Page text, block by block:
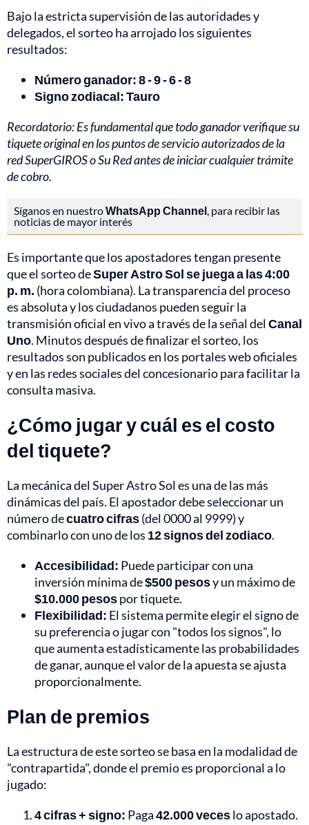
Bajo la estricta supervisión de las autoridades y
delegados, el sorteo ha arrojado los siguientes
resultados:
Número ganador: 8 - 9 - 6 - 8
Signo zodiacal: Tauro
Recordatorio: Es fundamental que todo ganador verifique su
tiquete original en los puntos de servicio autorizados de la
red SuperGIROS o Su Red antes de iniciar cualquier trámite
de cobro.
Síganos en nuestroWhatsApp Channel, para recibir las
noticias de mayor interés
Es importante que los apostadores tengan presente
que el sorteo deSuper Astro Sol se juega a las 4:00
p. m. (hora colombiana). La transparencia del proceso
es absoluta y los ciudadanos pueden seguir la
transmisión oficial en vivo a través de la señal delCanal
Uno. Minutos después de finalizar el sorteo, los
resultados son publicados en los portales web oficiales
y en las redes sociales del concesionario para facilitar la
consulta masiva.
¿Cómo jugar y cuál es el costo
del tiquete?
La mecánica del Super Astro Sol es una de las más
dinámicas del país. El apostador debe seleccionar un
número decuatro cifras(del 0000 al 9999) y
combinarlo con uno de los 12 signos del zodiaco.
Accesibilidad: Puede participar con una
inversión mínima de$500 pesosy un máximo de
$10.000 pesospor tiquete.
Flexibilidad: El sistema permite elegir el signo de
su preferencia o jugar con "todos los signos", lo
que aumenta estadísticamente las probabilidades
de ganar, aunque el valor de la apuesta se ajusta
proporcionalmente.
Plan de premios
La estructura de este sorteo se basa en la modalidad de
"contrapartida", donde el premio es proporcional a lo
jugado:
4 cifras + signo: Paga42.000 veceslo apostado.